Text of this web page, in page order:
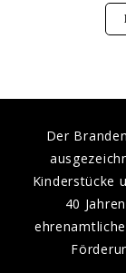
Der
Kinderstücke
40